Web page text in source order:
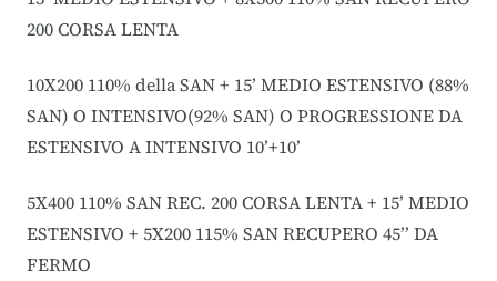
200 CORSA LENTA
10X200 110% della SAN + 15’ MEDIO ESTENSIVO (88%
SAN) O INTENSIVO(92% SAN) O PROGRESSIONE DA
ESTENSIVO A INTENSIVO 10’+10’
5X400 110% SAN REC. 200 CORSA LENTA + 15’ MEDIO
ESTENSIVO + 5X200 115% SAN RECUPERO 45’’ DA
FERMO